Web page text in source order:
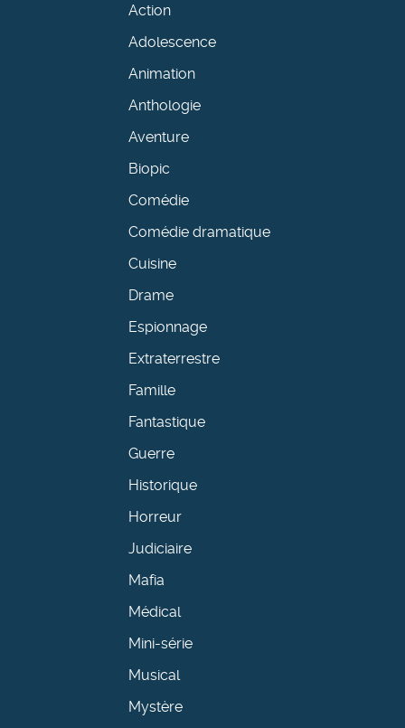
Action
Adolescence
Animation
Anthologie
Aventure
Biopic
Comédie
Comédie dramatique
Cuisine
Drame
Espionnage
Extraterrestre
Famille
Fantastique
Guerre
Historique
Horreur
Judiciaire
Mafia
Médical
Mini-série
Musical
Mystère